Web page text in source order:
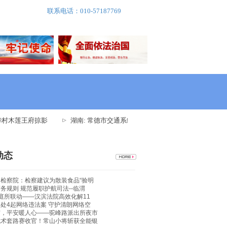
木莲王府掠影 湖南: 常德市交通系统举办出租车驾驶员创文专题培训班
联系电话：010-57187769
察院：检察建议为散装食品“验明
规则 规范履职护航司法--临渭
所联动——汉滨法院高效化解11
4起网络违法案 守护清朗网络空
，平安暖人心——驼峰路派出所夜市
套路赛收官！常山小将斩获全能银